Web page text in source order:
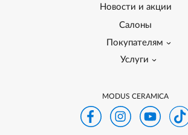
Новости и акции
Салоны
Покупателям
Услуги
MODUS CERAMICA